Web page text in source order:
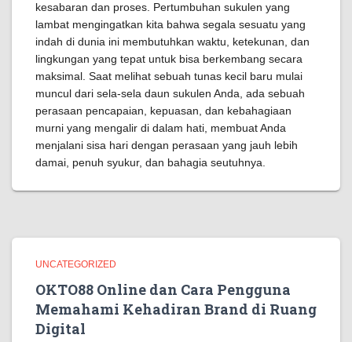
kesabaran dan proses. Pertumbuhan sukulen yang
lambat mengingatkan kita bahwa segala sesuatu yang
indah di dunia ini membutuhkan waktu, ketekunan, dan
lingkungan yang tepat untuk bisa berkembang secara
maksimal. Saat melihat sebuah tunas kecil baru mulai
muncul dari sela-sela daun sukulen Anda, ada sebuah
perasaan pencapaian, kepuasan, dan kebahagiaan
murni yang mengalir di dalam hati, membuat Anda
menjalani sisa hari dengan perasaan yang jauh lebih
damai, penuh syukur, dan bahagia seutuhnya.
UNCATEGORIZED
OKTO88 Online dan Cara Pengguna
Memahami Kehadiran Brand di Ruang
Digital